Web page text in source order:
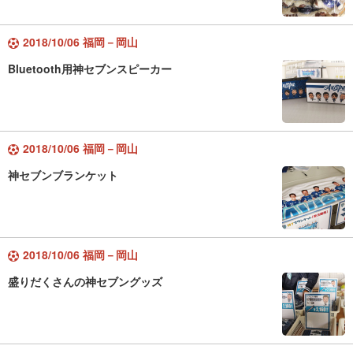
2018/10/06 福岡－岡山
Bluetooth用神セブンスピーカー
2018/10/06 福岡－岡山
神セブンブランケット
2018/10/06 福岡－岡山
盛りだくさんの神セブングッズ